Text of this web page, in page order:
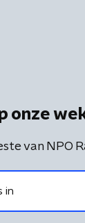
onze
van NPO